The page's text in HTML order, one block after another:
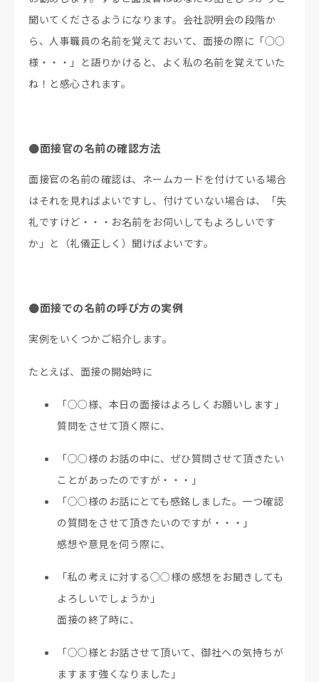
聞いてくださるようになります。会社説明会の段階か
ら、人事職員の名前を覚えておいて、面接の際に「○○
様・・・」と語りかけると、よく私の名前を覚えていた
ね！と感心されます。
●面接官の名前の確認方法
面接官の名前の確認は、ネームカードを付けている場合
はそれを見ればよいですし、付けていない場合は、「失
礼ですけど・・・お名前をお伺いしてもよろしいです
か」と（礼儀正しく）聞けばよいです。
●面接での名前の呼び方の実例
実例をいくつかご紹介します。
たとえば、面接の開始時に
「○○様、本日の面接はよろしくお願いします」
質問をさせて頂く際に、
「○○様のお話の中に、ぜひ質問させて頂きたい
ことがあったのですが・・・」
「○○様のお話にとても感銘しました。一つ確認
の質問をさせて頂きたいのですが・・・」
感想や意見を伺う際に、
「私の考えに対する○○様の感想をお聞きしても
よろしいでしょうか」
面接の終了時に、
「○○様とお話させて頂いて、御社への気持ちが
ますます強くなりました」